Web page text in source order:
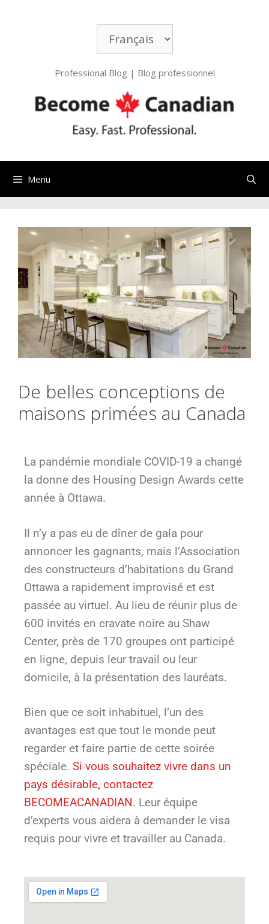
Professional Blog | Blog professionnel
Menu
De belles conceptions de
maisons primées au Canada
La pandémie mondiale COVID-19 a changé
la donne des Housing Design Awards cette
année à Ottawa.
Il n’y a pas eu de dîner de gala pour
annoncer les gagnants, mais l’Association
des constructeurs d’habitations du Grand
Ottawa a rapidement improvisé et est
passée au virtuel. Au lieu de réunir plus de
600 invités en cravate noire au Shaw
Center, près de 170 groupes ont participé
en ligne, depuis leur travail ou leur
domicile, à la présentation des lauréats.
Bien que ce soit inhabituel, l’un des
avantages est que tout le monde peut
regarder et faire partie de cette soirée
spéciale. Si vous souhaitez vivre dans un
pays désirable, contactez
BECOMEACANADIAN. Leur équipe
d’experts vous aidera à demander le visa
requis pour vivre et travailler au Canada.